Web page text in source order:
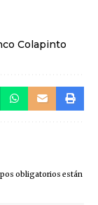
Colapinto
obligatorios están